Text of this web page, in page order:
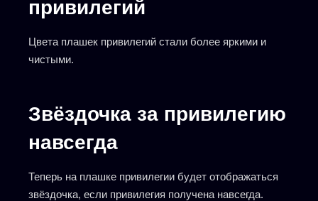
привилегий
Цвета плашек привилегий стали более яркими и
чистыми.
Звёздочка за привилегию
навсегда
Теперь на плашке привилегии будет отображаться
звёздочка, если привилегия получена навсегда.